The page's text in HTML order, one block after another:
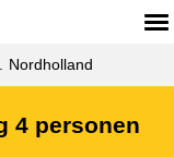
Nordholland
4 personen